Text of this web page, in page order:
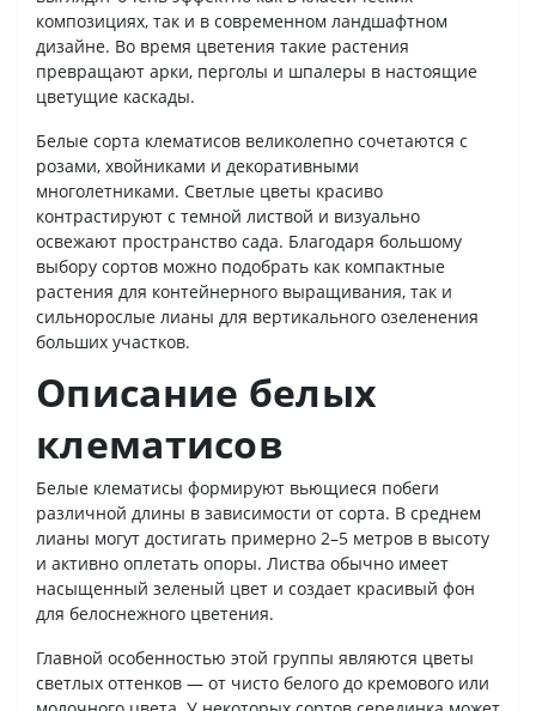
композициях, так и в современном ландшафтном
дизайне. Во время цветения такие растения
превращают арки, перголы и шпалеры в настоящие
цветущие каскады.
Белые сорта клематисов великолепно сочетаются с
розами, хвойниками и декоративными
многолетниками. Светлые цветы красиво
контрастируют с темной листвой и визуально
освежают пространство сада. Благодаря большому
выбору сортов можно подобрать как компактные
растения для контейнерного выращивания, так и
сильнорослые лианы для вертикального озеленения
больших участков.
Описание белых
клематисов
Белые клематисы формируют вьющиеся побеги
различной длины в зависимости от сорта. В среднем
лианы могут достигать примерно 2–5 метров в высоту
и активно оплетать опоры. Листва обычно имеет
насыщенный зеленый цвет и создает красивый фон
для белоснежного цветения.
Главной особенностью этой группы являются цветы
светлых оттенков — от чисто белого до кремового или